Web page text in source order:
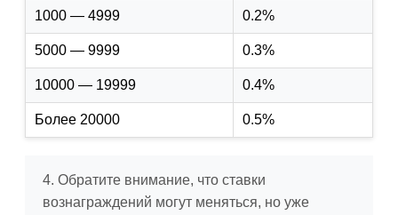
1000 — 4999 0.2%
5000 — 9999 0.3%
10000 — 19999 0.4%
Более 20000 0.5%
4. Обратите внимание, что ставки
вознаграждений могут меняться, но уже